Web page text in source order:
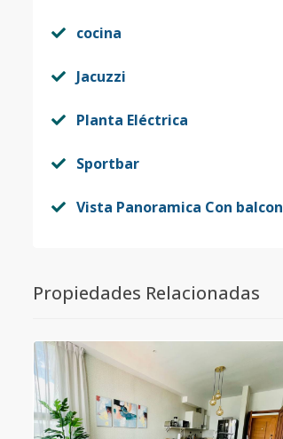
cocina
Jacuzzi
Planta Eléctrica
Sportbar
Vista Panoramica Con balcon
Propiedades Relacionadas